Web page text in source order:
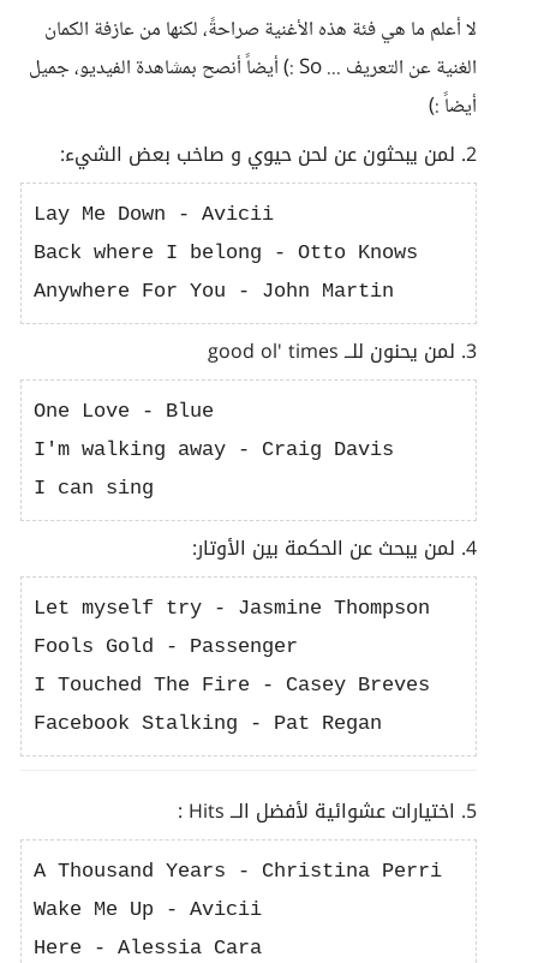
لا أعلم ما هي فئة هذه الأغنية صراحةً، لكنها من عازفة الكمان
الغنية عن التعريف ... So :) أيضاً أنصح بمشاهدة الفيديو، جميل
أيضاً :)
2. لمن يبحثون عن لحن حيوي و صاخب بعض الشيء:
Lay Me Down - Avicii
Back where I belong - Otto Knows
3. لمن يحنون للــ good ol' times
One Love - Blue
I'm walking away - Craig Davis
4. لمن يبحث عن الحكمة بين الأوتار:
Let myself try - Jasmine Thompson
Fools Gold - Passenger
I Touched The Fire - Casey Breves
5. اختيارات عشوائية لأفضل الــ Hits :
A Thousand Years - Christina Perri
Wake Me Up - Avicii
Here - Alessia Cara